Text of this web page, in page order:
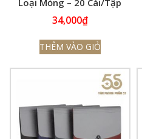
34,000₫
THÊM VÀO GIỎ